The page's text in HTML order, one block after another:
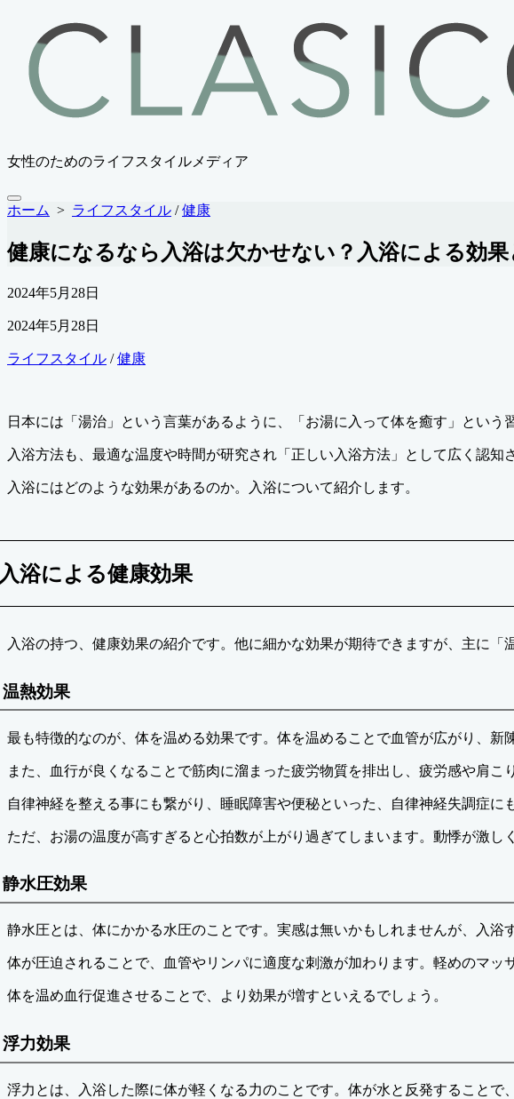
ッ
女性のためのライフスタイルメディア
メ
ニ
ー
ホーム > ライフスタイル /健康
健康になるなら入浴は欠かせない？入浴による効果
公
日
2024年5月28日
最
更
2024年5月28日
カ
リ
ー
ライフスタイル /健康
日本には「湯治」という言葉があるように、「お湯に入って体を癒す」とい
入浴方法も、最適な温度や時間が研究され「正しい入浴方法」として広く認知
入浴にはどのような効果があるのか。入浴について紹介します。
浴による健康効果
入浴の持つ、健康効果の紹介です。他に細かな効果が期待できますが、主に
温熱効果
最も特徴的なのが、体を温める効果です。体を温めることで血管が広がり、
また、血行が良くなることで筋肉に溜まった疲労物質を排出し、疲労感や肩
自律神経を整える事にも繋がり、睡眠障害や便秘といった、自律神経失調症に
ただ、お湯の温度が高すぎると心拍数が上がり過ぎてしまいます。動悸が激し
静水圧効果
静水圧とは、体にかかる水圧のことです。実感は無いかもしれませんが、入浴
体が圧迫されることで、血管やリンパに適度な刺激が加わります。軽めのマ
体を温め血行促進させることで、より効果が増すといえるでしょう。
浮力効果
浮力とは、入浴した際に体が軽くなる力のことです。体が水と反発することで